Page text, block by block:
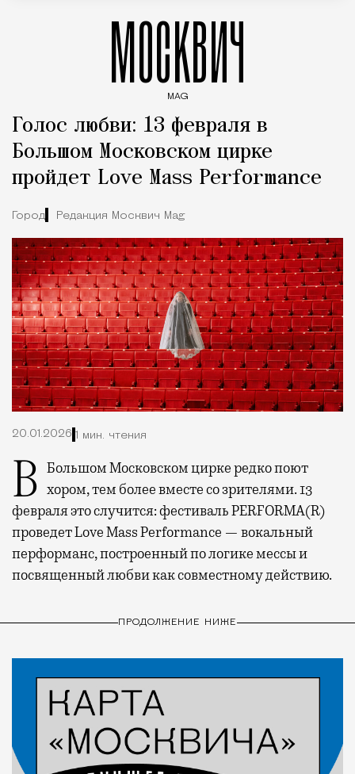
МОСКВИЧ
MAG
Голос любви: 13 февраля в
Большом Московском цирке
пройдет Love Mass Performance
Город Редакция Москвич Mag
20.01.2026 1 мин. чтения
В Большом Московском цирке редко поют хором, тем более вместе со зрителями. 13
февраля это случится: фестиваль PERFORMA(R)
проведет Love Mass Performance — вокальный
перформанс, построенный по логике мессы и
посвященный любви как совместному действию.
ПРОДОЛЖЕНИЕ НИЖЕ